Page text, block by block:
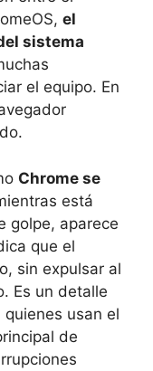
el
sistema
el equipo. En
Chrome se
está
golpe, aparece
que el
sin expulsar al
Es un detalle
usan el
de